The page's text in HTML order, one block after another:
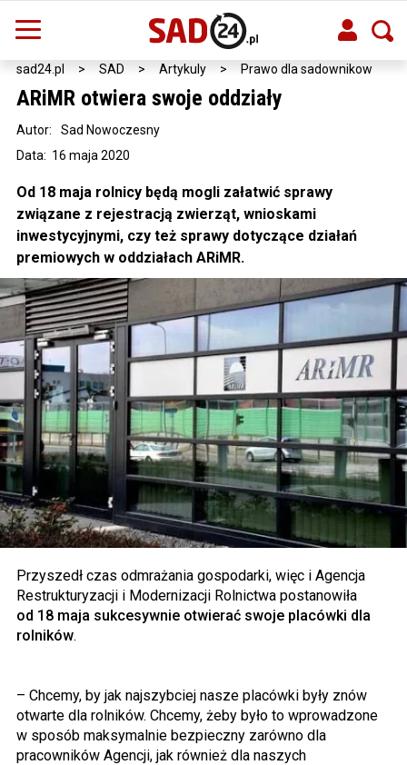
sad24.pl > SAD > Artykuly > Prawo dla sadownikow
ARiMR otwiera swoje oddziały
Data: 16 maja 2020
Autor: Sad Nowoczesny
Od 18 maja rolnicy będą mogli załatwić sprawy
związane z rejestracją zwierząt, wnioskami
inwestycyjnymi, czy też sprawy dotyczące działań
premiowych w oddziałach ARiMR.
Przyszedł czas odmrażania gospodarki, więc i Agencja
Restrukturyzacji i Modernizacji Rolnictwa postanowiła
od 18 maja sukcesywnie otwierać swoje placówki dla
rolników.
– Chcemy, by jak najszybciej nasze placówki były znów
otwarte dla rolników. Chcemy, żeby było to wprowadzone
w sposób maksymalnie bezpieczny zarówno dla
pracowników Agencji, jak również dla naszych